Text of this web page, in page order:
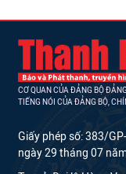
CƠ QUAN CỦA ĐẢNG BỘ
TIẾNG NÓI CỦA ĐẢNG BỘ,
Giấy phép số: 383/
ngày 29 tháng 07